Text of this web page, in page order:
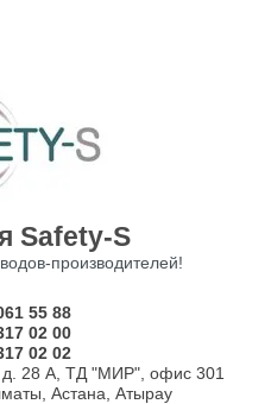
Safety-S
производителей!
55 88
02 00
02 02
д. 28 А, ТД "МИР", офис 301
Астана, Атырау